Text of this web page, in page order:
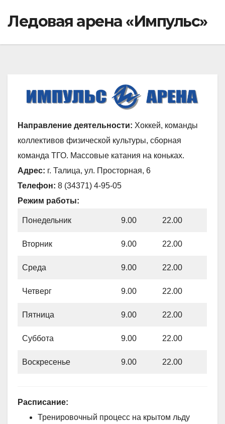
Ледовая арена «Импульс»
Направление деятельности: Хоккей, команды
коллективов физической культуры, сборная
команда ТГО. Массовые катания на коньках.
Адрес: г. Талица, ул. Просторная, 6
Телефон: 8 (34371) 4-95-05
Режим работы:
Понедельник 9.00 22.00
Вторник 9.00 22.00
Среда 9.00 22.00
Четверг 9.00 22.00
Пятница 9.00 22.00
Суббота 9.00 22.00
Воскресенье 9.00 22.00
Расписание:
Тренировочный процесс на крытом льду